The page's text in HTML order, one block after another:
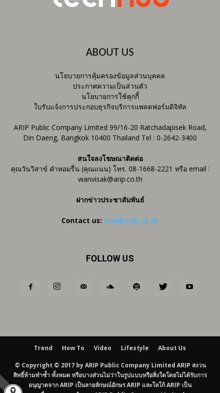
ABOUT US
นโยบายการคุ้มครองข้อมูลส่วนบุคคล
ประกาศความเป็นส่วนตัว
นโยบายการใช้คุกกี้
ใบรับแจ้งการประกอบธุรกิจบริการแพลตฟอร์มดิจิทัล
ARIP Public Company Limited 99/16-20 Ratchadapisek Road,
Din Daeng, Bangkok 10400 Thailand Tel : 0-2642-3400
สนใจลงโฆษณาติดต่อ
คุณวันวิสาข์ คำหอมรื่น (คุณแนน) โทร. 08-1668-2221 หรือ email :
wanvisak@arip.co.th
ฝากข่าวประชาสัมพันธ์
Contact us: ctm@arip.co.th
FOLLOW US
Trend How To Video Lifestyle About Us
© Copyright © 2017 by ARIP Public Company Limited ARIP สงวน
สิทธิ์ห้ามทำซ้ำ ทั้งหมด หรือบางส่วนไม่ว่าในรูปแบบหรือสิ่งใดโดยไม่ได้รับการ
อนุญาตจาก ARIP เป็นลายลักษณ์อักษร ARIP และโลโก้ ARIP เป็น